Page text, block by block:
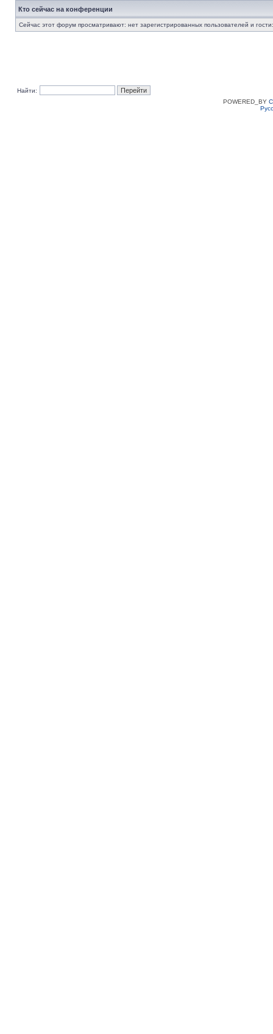
Кто сейчас на конференции
Сейчас этот форум просматривают: нет зарегистрированных пользователей и
Найти:
POWERED_BY